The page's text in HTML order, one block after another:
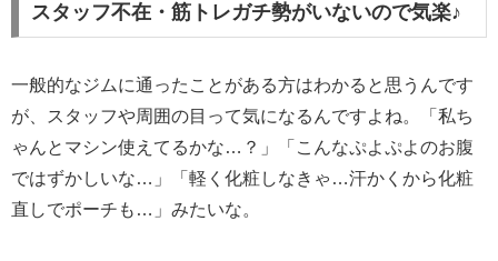
スタッフ不在・筋トレガチ勢がいないので気楽♪
一般的なジムに通ったことがある方はわかると思うんです
が、スタッフや周囲の目って気になるんですよね。「私ち
ゃんとマシン使えてるかな…？」「こんなぷよぷよのお腹
ではずかしいな…」「軽く化粧しなきゃ…汗かくから化粧
直しでポーチも…」みたいな。